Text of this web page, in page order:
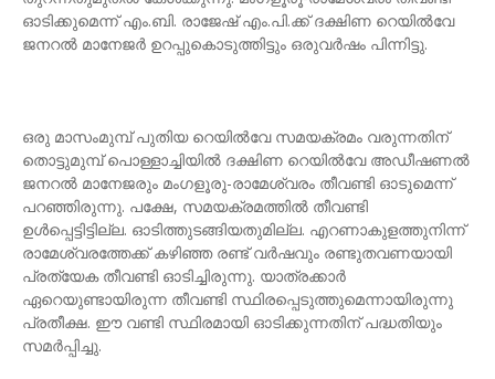
ഓടിക്കുമെന്ന് എം.ബി. രാജേഷ് എം.പി.ക്ക് ദക്ഷിണ റെയിൽവേ
ജനറൽ മാനേജർ ഉറപ്പുകൊടുത്തിട്ടും ഒരുവർഷം പിന്നിട്ടു.
ഒരു മാസംമുമ്പ് പുതിയ റെയിൽവേ സമയക്രമം വരുന്നതിന്
തൊട്ടുമുമ്പ് പൊള്ളാച്ചിയിൽ ദക്ഷിണ റെയിൽവേ അഡീഷണൽ
ജനറൽ മാനേജരും മംഗളൂരു-രാമേശ്വരം തീവണ്ടി ഓടുമെന്ന്
പറഞ്ഞിരുന്നു. പക്ഷേ, സമയക്രമത്തിൽ തീവണ്ടി
ഉൾപ്പെട്ടിട്ടില്ല. ഓടിത്തുടങ്ങിയതുമില്ല. എറണാകുളത്തുനിന്ന്
രാമേശ്വരത്തേക്ക് കഴിഞ്ഞ രണ്ട് വർഷവും രണ്ടുതവണയായി
പ്രത്യേക തീവണ്ടി ഓടിച്ചിരുന്നു. യാത്രക്കാർ
ഏറെയുണ്ടായിരുന്ന തീവണ്ടി സ്ഥിരപ്പെടുത്തുമെന്നായിരുന്നു
പ്രതീക്ഷ. ഈ വണ്ടി സ്ഥിരമായി ഓടിക്കുന്നതിന് പദ്ധതിയും
സമർപ്പിച്ചു.